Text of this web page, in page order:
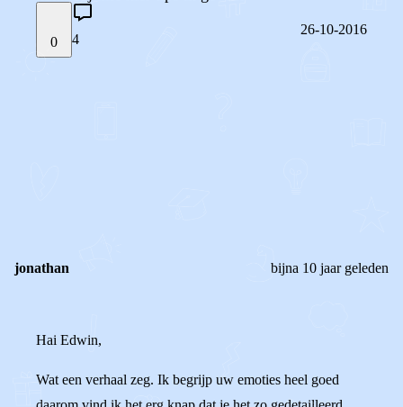
0 4
26-10-2016
jonathan bijna 10 jaar geleden
Hai Edwin,
Wat een verhaal zeg. Ik begrijp uw emoties heel goed